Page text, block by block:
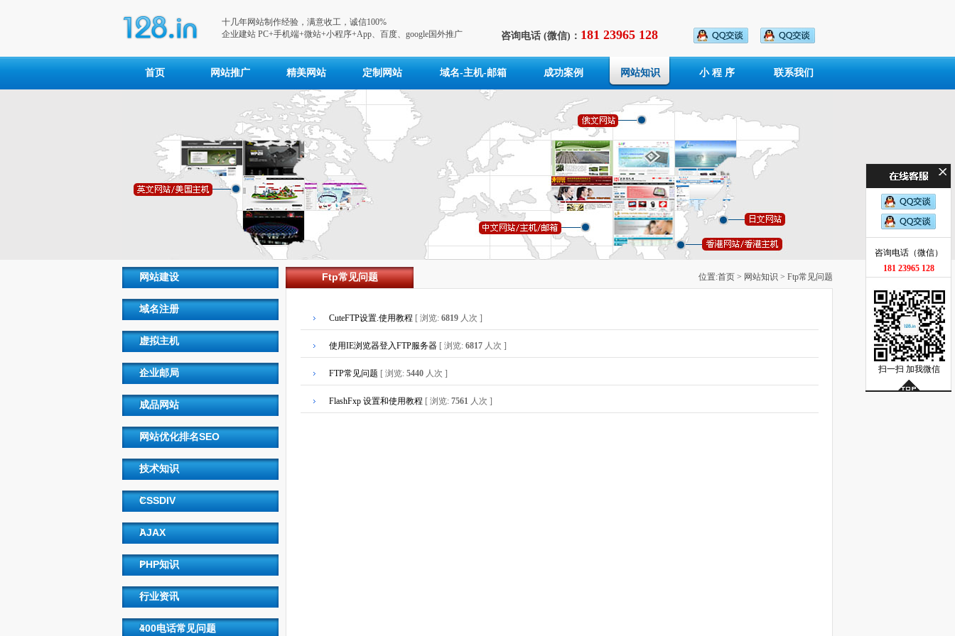
十几年网站制作经验，满意收工，诚信100%
企业建站 PC+手机端+微站+小程序+App、百度、google国外推广
咨询电话 (微信)： 181 23965 128
首页 网站推广 精美网站 定制网站 域名-主机-邮箱 成功案例 网站知识 小 程 序 联系我们
网站建设
域名注册
虚拟主机
企业邮局
成品网站
网站优化排名SEO
技术知识
CSSDIV
AJAX
PHP知识
行业资讯
400电话常见问题
Ftp常见问题 位置:首页 > 网站知识 > Ftp常见问题
CuteFTP设置.使用教程 [ 浏览: 6819人次 ]
使用IE浏览器登入FTP服务器 [ 浏览: 6817人次 ]
FTP常见问题 [ 浏览: 5440人次 ]
FlashFxp 设置和使用教程 [ 浏览: 7561人次 ]
咨询电话（微信）
181 23965 128
扫一扫 加我微信